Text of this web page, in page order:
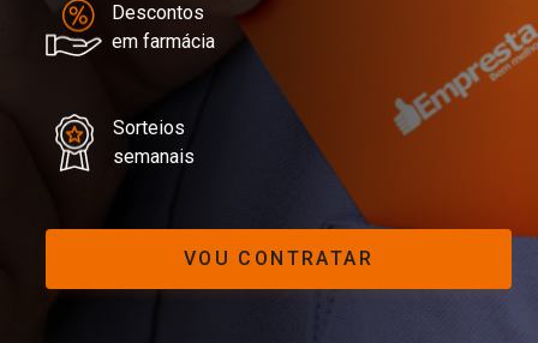
Descontos
em farmácia
Sorteios
semanais
VOU CONTRATAR